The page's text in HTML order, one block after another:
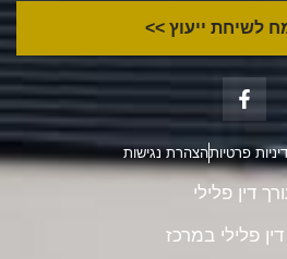
לשיחת ייעוץ >>
פרטיותהצהרת נגישות
דין פלילי
פלילי במרכז